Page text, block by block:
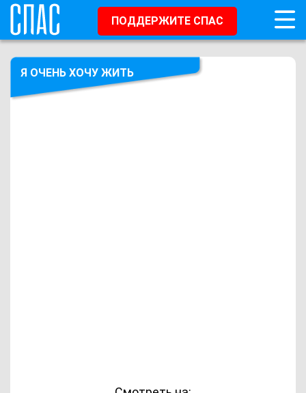
ПОДДЕРЖИТЕ СПАС
Я ОЧЕНЬ ХОЧУ ЖИТЬ